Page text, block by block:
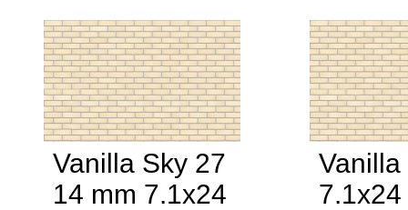
Vanilla Sky 27
14 mm 7.1x24
Vanilla
7.1x24